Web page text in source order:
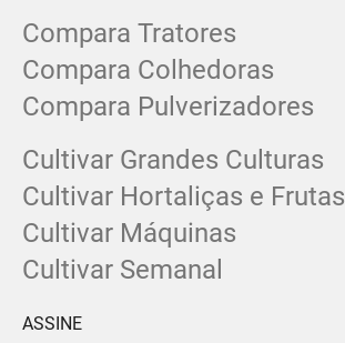
Compara Tratores
Compara Colhedoras
Compara Pulverizadores
Cultivar Grandes Culturas
Cultivar Hortaliças e Frutas
Cultivar Máquinas
Cultivar Semanal
ASSINE